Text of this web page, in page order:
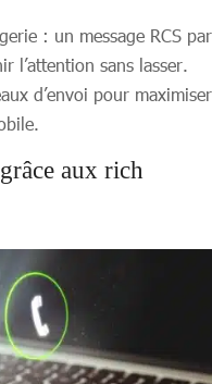
: un message RCS par
l’attention sans lasser.
d’envoi pour maximiser
aux rich